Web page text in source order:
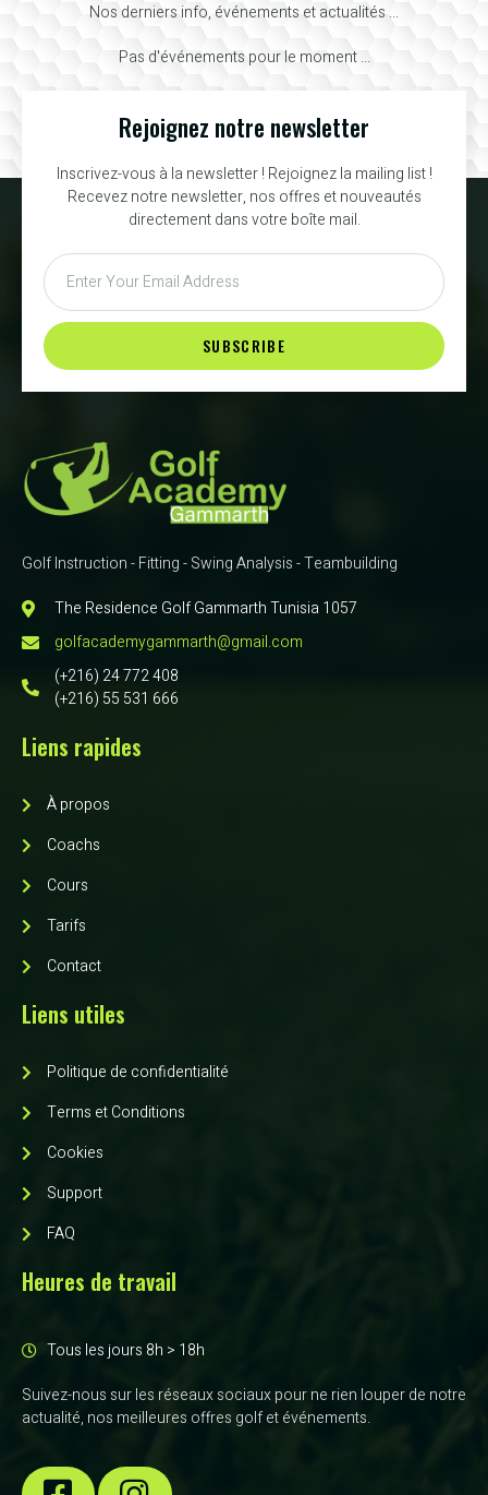
Nos derniers info, événements et actualités ...
Pas d'événements pour le moment ...
Rejoignez notre newsletter
Inscrivez-vous à la newsletter ! Rejoignez la mailing list !
Recevez notre newsletter, nos offres et nouveautés
directement dans votre boîte mail.
SUBSCRIBE
Golf Instruction - Fitting - Swing Analysis - Teambuilding
The Residence Golf Gammarth Tunisia 1057
golfacademygammarth@gmail.com
(+216) 24 772 408
(+216) 55 531 666
Liens rapides
À propos
Coachs
Cours
Tarifs
Contact
Liens utiles
Politique de confidentialité
Terms et Conditions
Cookies
Support
FAQ
Heures de travail
Tous les jours 8h > 18h
Suivez-nous sur les réseaux sociaux pour ne rien louper de notre
actualité, nos meilleures offres golf et événements.